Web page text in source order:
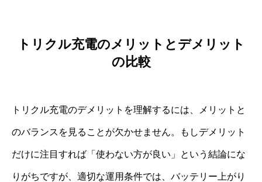
トリクル充電のメリットとデメリット
の比較
トリクル充電のデメリットを理解するには、メリットと
のバランスを見ることが欠かせません。もしデメリット
だけに注目すれば「使わない方が良い」という結論にな
りがちですが、適切な運用条件では、バッテリー上がり